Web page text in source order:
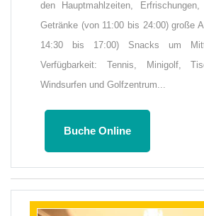
den Hauptmahlzeiten,
Getränke (von 11:00 bis 24:00) große
14:30 bis 17:00) Snacks um
Verfügbarkeit: Tennis, Minigolf,
Windsurfen und Golfzentrum...
Buche Online